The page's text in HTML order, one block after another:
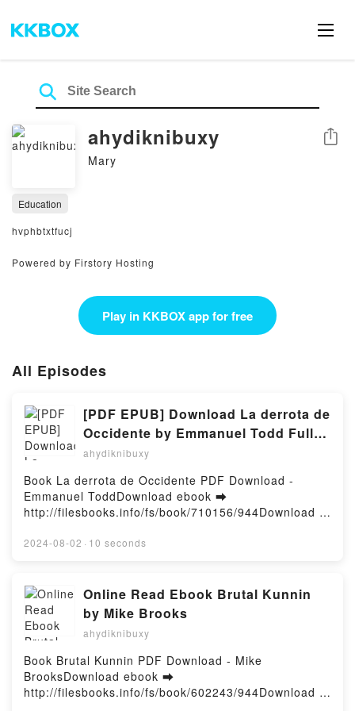
ahydiknibuxy
Mary
Share
Education
hvphbtxtfucj
Powered by Firstory Hosting
Play in KKBOX app for free
All Episodes
[PDF EPUB] Download La derrota de
Occidente by Emmanuel Todd Full
Book
ahydiknibuxy
Book La derrota de Occidente PDF Download -
Emmanuel ToddDownload ebook ➡
http://filesbooks.info/fs/book/710156/944Download or
(PDF ePub Mobi) by Emmanuel ToddLa derrota de
Occidente Emmanuel Todd Read Online, La derrota
de Occidente Emmanuel Todd Audiobook, La derrota
de Occidente Emmanuel Todd VK, La derrota de
Occidente Emmanuel Todd Kindle, La derrota de
Occidente Emmanuel Todd Epub VK, La derrota de
Occidente Emmanuel Todd Free DownloadPowered
by Firstory Hosting
2024-08-02 · 10 seconds
Online Read Ebook Brutal Kunnin
by Mike Brooks
ahydiknibuxy
Book Brutal Kunnin PDF Download - Mike
BrooksDownload ebook ➡
http://filesbooks.info/fs/book/602243/944Download or